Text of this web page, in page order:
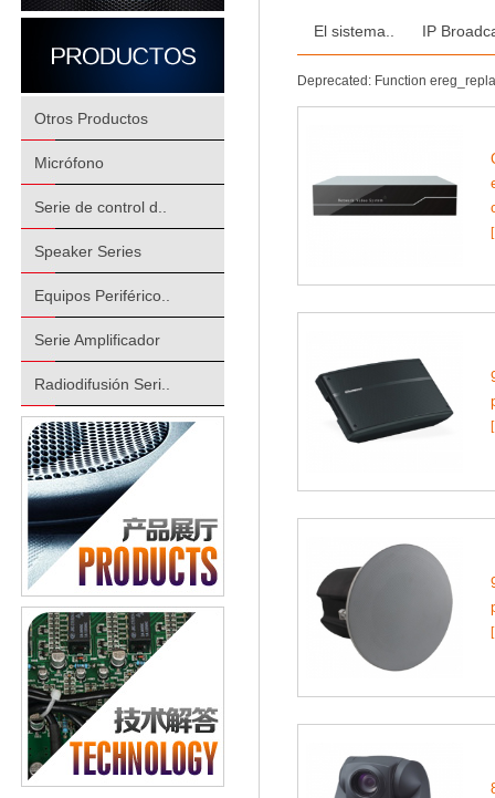
Otros Productos
Micrófono
Serie de control d..
Speaker Series
Equipos Periférico..
Serie Amplificador
Radiodifusión Seri..
El sistema.. IP
Deprecated: Function